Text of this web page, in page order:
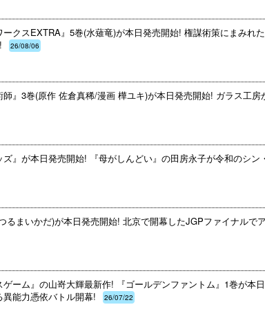
ークスEXTRA』5巻(水薙竜)が本日発売開始! 権謀術策にまみ
26/08/06
師』3巻(原作 佐倉真稀/漫画 樺ユキ)が本日発売開始! ガラス工
ズ』が本日発売開始! 『母がしんどい』の田房永子が令和のシ
るまいかだ)が本日発売開始! 北京で開幕したJGPファイナル
ゲーム』の山嵜大輝最新作! 『ゴールデンファントム』1巻が
能力憑依バトル開幕!
26/07/22